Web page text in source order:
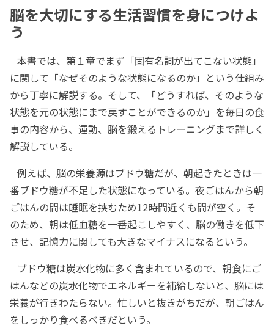
脳を大切にする生活習慣を身につけよ
う
本書では、第１章でまず「固有名詞が出てこない状態」
に関して「なぜそのような状態になるのか」という仕組み
から丁寧に解説する。そして、「どうすれば、そのような
状態を元の状態にまで戻すことができるのか」を毎日の食
事の内容から、運動、脳を鍛えるトレーニングまで詳しく
解説している。
例えば、脳の栄養源はブドウ糖だが、朝起きたときは一
番ブドウ糖が不足した状態になっている。夜ごはんから朝
ごはんの間は睡眠を挟むため12時間近くも間が空く。そ
のため、朝は低血糖を一番起こしやすく、脳の働きを低下
させ、記憶力に関しても大きなマイナスになるという。
ブドウ糖は炭水化物に多く含まれているので、朝食にご
はんなどの炭水化物でエネルギーを補給しないと、脳には
栄養が行きわたらない。忙しいと抜きがちだが、朝ごはん
をしっかり食べるべきだという。